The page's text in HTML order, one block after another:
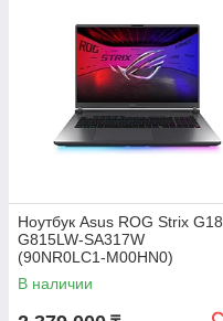
Ноутбук Asus ROG Strix G18
G815LW-SA317W
(90NR0LC1-M00HN0)
В наличии